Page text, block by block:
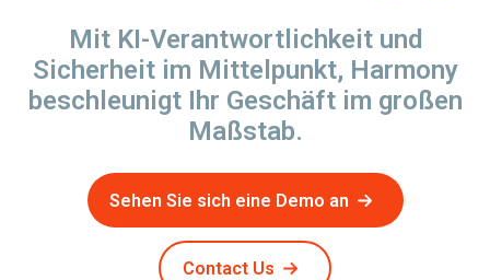
Mit KI-Verantwortlichkeit und
Sicherheit im Mittelpunkt, Harmony
beschleunigt Ihr Geschäft im großen
Maßstab.
Sehen Sie sich eine Demo an
Contact Us